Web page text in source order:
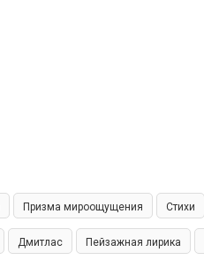
Призма мироощущения Стихи
Дмитлас Пейзажная лирика